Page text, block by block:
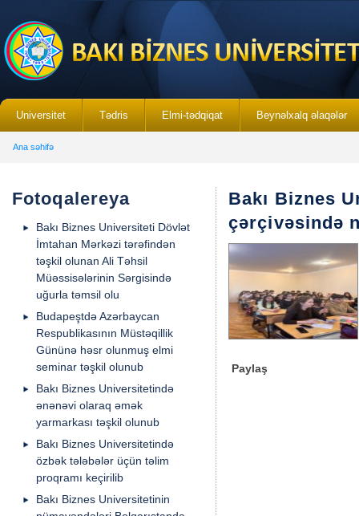
Universitet Tədris Elmi-tədqiqat Beynəlxalq əlaqələr
Ana səhifə
Fotoqalereya
Bakı Biznes Universiteti Dövlət
İmtahan Mərkəzi tərəfindən
təşkil olunan Ali Təhsil
Müəssisələrinin Sərgisində
uğurla təmsil olu
Budapeştdə Azərbaycan
Respublikasının Müstəqillik
Gününə həsr olunmuş elmi
seminar təşkil olunub
Bakı Biznes Universitetində
ənənəvi olaraq əmək
yarmarkası təşkil olunub
Bakı Biznes Universitetində
özbək tələbələr üçün təlim
proqramı keçirilib
Bakı Biznes Universitetinin
Bakı Biznes
çərçivəsində
Paylaş